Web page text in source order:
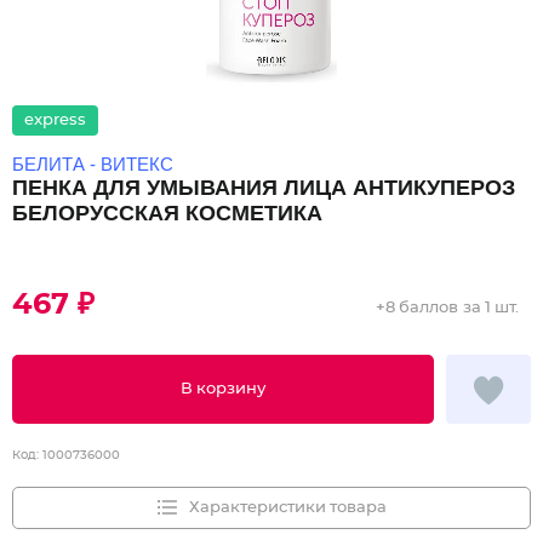
express
БЕЛИТА - ВИТЕКС
ПЕНКА ДЛЯ УМЫВАНИЯ ЛИЦА АНТИКУПЕРОЗ
БЕЛОРУССКАЯ КОСМЕТИКА
467 ₽
В корзину
+8 баллов за 1 шт.
Код: 1000736000
Характеристики товара